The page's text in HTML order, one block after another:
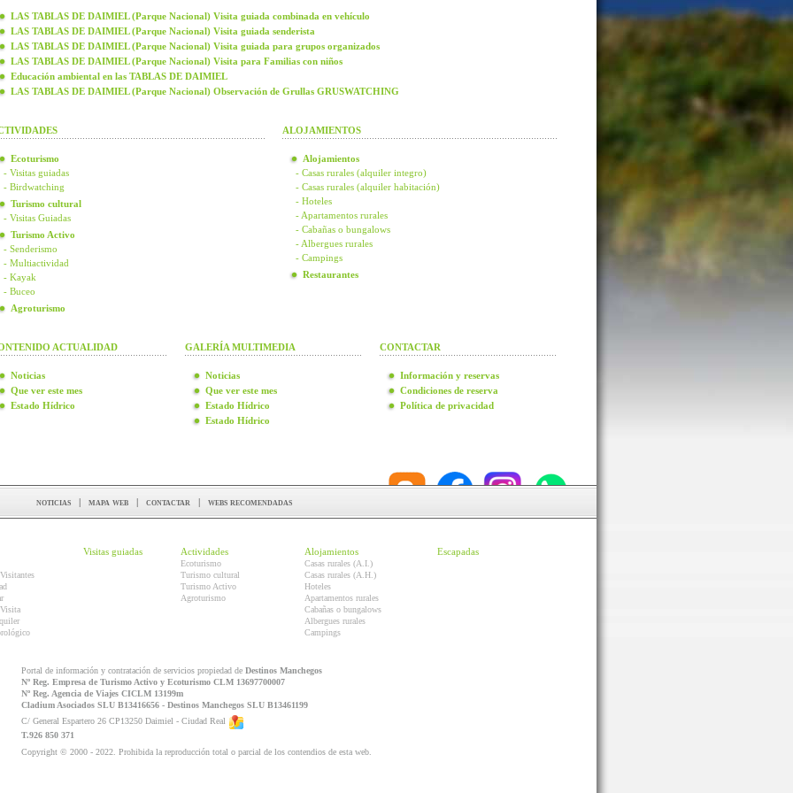
LAS TABLAS DE DAIMIEL (Parque Nacional) Visita guiada combinada en vehículo
LAS TABLAS DE DAIMIEL (Parque Nacional) Visita guiada senderista
LAS TABLAS DE DAIMIEL (Parque Nacional) Visita guiada para grupos organizados
LAS TABLAS DE DAIMIEL (Parque Nacional) Visita para Familias con niños
Educación ambiental en las TABLAS DE DAIMIEL
LAS TABLAS DE DAIMIEL (Parque Nacional) Observación de Grullas GRUSWATCHING
Ecoturismo
- Visitas guiadas
- Birdwatching
Turismo cultural
- Visitas Guiadas
Turismo Activo
- Senderismo
- Multiactividad
- Kayak
- Buceo
Agroturismo
ALOJAMIENTOS
Alojamientos
- Casas rurales (alquiler integro)
- Casas rurales (alquiler habitación)
- Hoteles
- Apartamentos rurales
- Cabañas o bungalows
- Albergues rurales
- Campings
Restaurantes
ACTUALIDAD
Noticias
Que ver este mes
Estado Hídrico
GALERÍA MULTIMEDIA
Noticias
Que ver este mes
Estado Hídrico
Estado Hídrico
CONTACTAR
Información y reservas
Condiciones de reserva
Política de privacidad
noticias | mapa web | contactar | webs recomendadas
Visitas guiadas Actividades
Ecoturismo
Turismo cultural
Turismo Activo
Agroturismo
Alojamientos
Casas rurales (A.I.)
Casas rurales (A.H.)
Hoteles
Apartamentos rurales
Cabañas o bungalows
Albergues rurales
Campings
Escapadas
Portal de información y contratación de servicios propiedad de Destinos Manchegos
Nº Reg. Empresa de Turismo Activo y Ecoturismo CLM 13697700007
Nº Reg. Agencia de Viajes CICLM 13199m
Cladium Asociados SLU B13416656 - Destinos Manchegos SLU B13461199
C/ General Espartero 26 CP13250 Daimiel - Ciudad Real
T.926 850 371
Copyright © 2000 - 2022. Prohibida la reproducción total o parcial de los contendios de esta web.